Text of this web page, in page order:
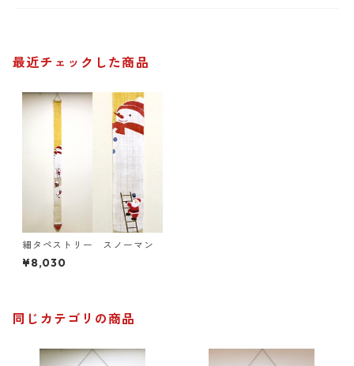
最近チェックした商品
細タペストリー スノーマン
¥8,030
同じカテゴリの商品